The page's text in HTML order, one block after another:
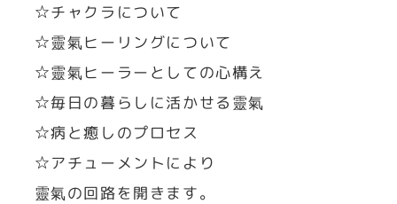
☆チャクラについて
☆靈氣ヒーリングについて
☆靈氣ヒーラーとしての心構え
☆毎日の暮らしに活かせる靈氣
☆病と癒しのプロセス
☆アチューメントにより
靈氣の回路を開きます。